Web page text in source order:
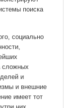
поиска
социально
сложных
и
и внешние
имеет тот